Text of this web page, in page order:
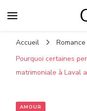
Accueil Romance
Pourquoi certaines
matrimoniale à Laval
AMOUR